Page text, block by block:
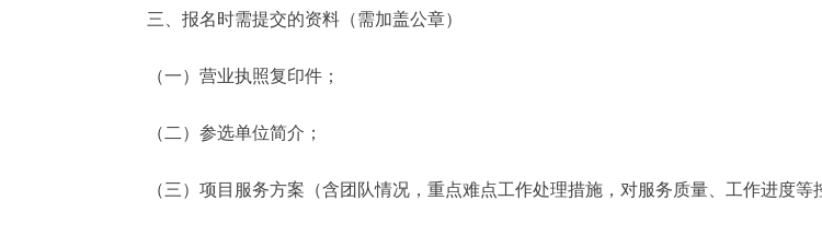
三、报名时需提交的资料（需加盖公章）
（一）营业执照复印件；
（二）参选单位简介；
（三）项目服务方案（含团队情况，重点难点工作处理措施，对服务质量、工作进度等